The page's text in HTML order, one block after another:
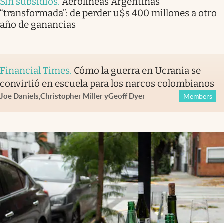
“transformada”: de perder u$s 400 millones a otro
año de ganancias
Financial Times. Cómo la guerra en Ucrania se
convirtió en escuela para los narcos colombianos
Joe Daniels,Christopher MilleryGeoff Dyer Members